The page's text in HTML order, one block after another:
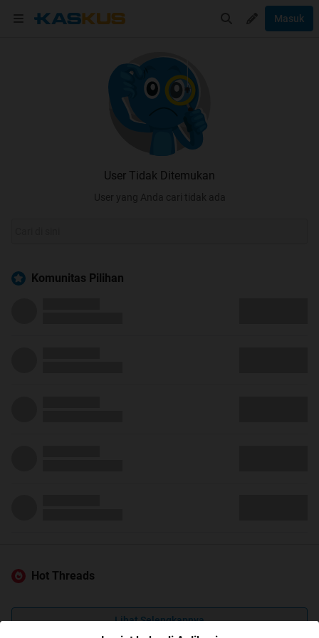
Masuk
User Tidak Ditemukan
User yang Anda cari tidak ada
Komunitas Pilihan
Hot Threads
Lihat Selengkapnya